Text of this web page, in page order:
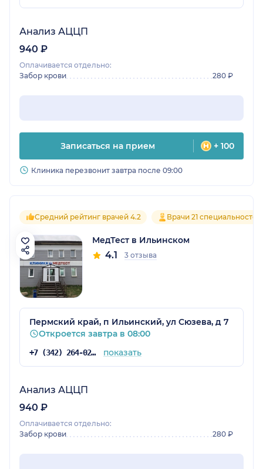
Анализ АЦЦП
940 ₽
Оплачивается отдельно:
Забор крови
280 ₽
Записаться на прием + 100
Клиника перезвонит завтра после 09:00
Средний рейтинг врачей 4.2 Врачи 21 специальностей
МедТест в Ильинском
4.1 3 отзыва
Пермский край, п Ильинский, ул Сюзева, д 7
Откроется завтра в 08:00
+7 (342) 264-02-09 показать
Анализ АЦЦП
940 ₽
Оплачивается отдельно:
Забор крови
280 ₽